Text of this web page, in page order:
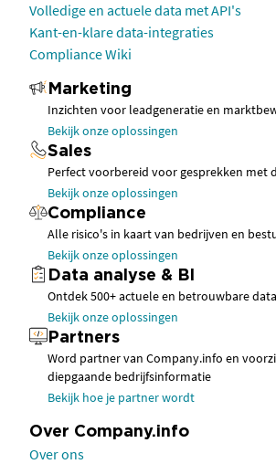
Volledige en actuele data met API's
Kant-en-klare data-integraties
Compliance Wiki
Marketing
Inzichten voor leadgeneratie en
Bekijk onze oplossingen
Sales
Perfect voorbereid voor gesprekken met
Bekijk onze oplossingen
Compliance
Alle risico's in kaart van bedrijven en
Bekijk onze oplossingen
Data analyse & BI
Ontdek 500+ actuele en betrouwbare
Bekijk onze oplossingen
Partners
Word partner van Company.info en
diepgaande bedrijfsinformatie
Bekijk hoe je partner wordt
Over Company.info
Over ons